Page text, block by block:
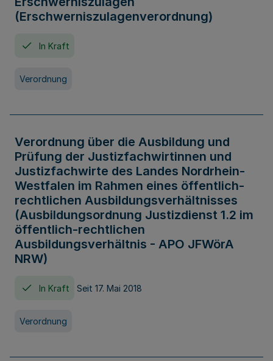
(Erschwerniszulagenverordnung)
In Kraft
Verordnung
Verordnung über die Ausbildung und
Prüfung der Justizfachwirtinnen und
Justizfachwirte des Landes Nordrhein-
Westfalen im Rahmen eines öffentlich-
rechtlichen Ausbildungsverhältnisses
(Ausbildungsordnung Justizdienst 1.2 im
öffentlich-rechtlichen
Ausbildungsverhältnis - APO JFWörA
NRW)
In Kraft Seit 17. Mai 2018
Verordnung